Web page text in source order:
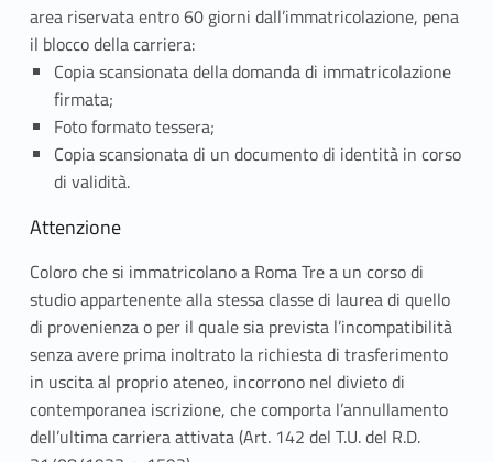
e
n
e
i
,
p
a
s
s
a
area riservata entro 60 giorni dall’immatricolazione, pena
il blocco della carriera:
Copia scansionata della domanda di immatricolazione
firmata;
Foto formato tessera;
Copia scansionata di un documento di identità in corso
di validità.
Attenzione
Coloro che si immatricolano a Roma Tre a un corso di
studio appartenente alla stessa classe di laurea di quello
di provenienza o per il quale sia prevista l’incompatibilità
senza avere prima inoltrato la richiesta di trasferimento
in uscita al proprio ateneo, incorrono nel divieto di
contemporanea iscrizione, che comporta l’annullamento
dell’ultima carriera attivata (Art. 142 del T.U. del R.D.